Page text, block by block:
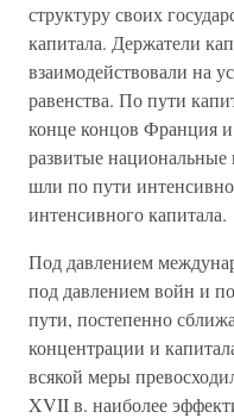
структуру своих
капитала. Держатели
взаимодействовали на
равенства. По пути
конце концов Франция и
развитые национальные
шли по пути
интенсивного капитала.
Под давлением
под давлением войн и
пути, постепенно
концентрации и
всякой меры
XVII в. наиболее